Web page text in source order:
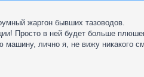
жаргон бывших тазоводов.
Просто в ней будет больше
лично я, не вижу никакого